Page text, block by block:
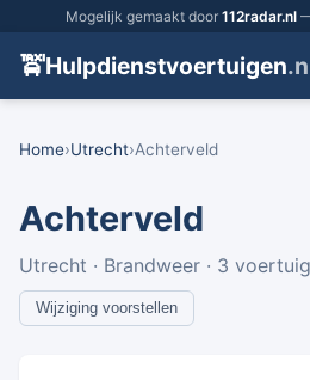
Mogelijk gemaakt door 112radar.nl—
🚖Hulpdienstvoertuigen
Home›Utrecht›Achterveld
Achterveld
Utrecht · Brandweer · 3
Wijziging voorstellen